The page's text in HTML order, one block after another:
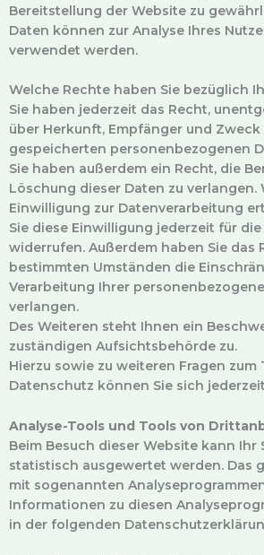
Bereitstellung der Website zu
Daten können zur Analyse Ihres
verwendet werden.
Welche Rechte haben Sie bezüglich
Sie haben jederzeit das Recht,
über Herkunft, Empfänger und Zweck
gespeicherten personenbezogenen
Sie haben außerdem ein Recht, die
Löschung dieser Daten zu verlangen.
Einwilligung zur Datenverarbeitung
Sie diese Einwilligung jederzeit für
widerrufen. Außerdem haben Sie das
bestimmten Umständen die
Verarbeitung Ihrer
verlangen.
Des Weiteren steht Ihnen ein
zuständigen Aufsichtsbehörde zu.
Hierzu sowie zu weiteren Fragen zum
Datenschutz können Sie sich
Analyse-Tools und Tools von
Beim Besuch dieser Website kann Ihr
statistisch ausgewertet werden. Das
mit sogenannten
Informationen zu diesen
in der folgenden